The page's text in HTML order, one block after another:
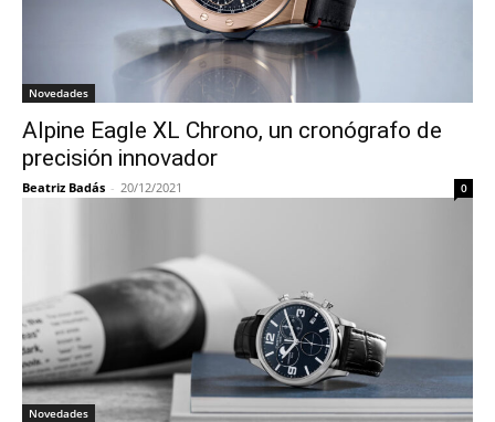
Novedades
Alpine Eagle XL Chrono, un cronógrafo de
precisión innovador
Beatriz Badás - 20/12/2021 0
Novedades